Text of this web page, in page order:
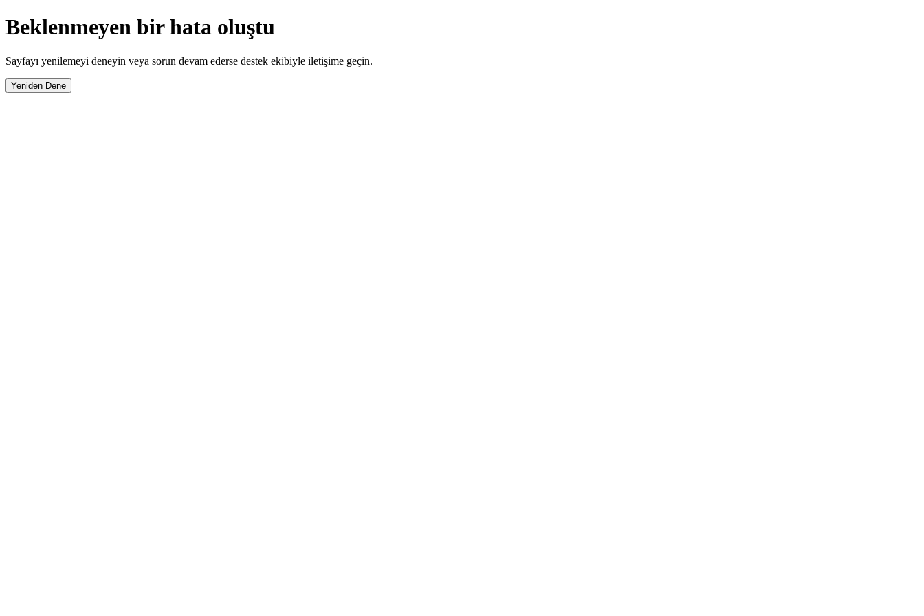
Beklenmeyen bir hata oluştu
Sayfayı yenilemeyi deneyin veya sorun devam ederse destek ekibiyle iletişime geçin.
Yeniden Dene